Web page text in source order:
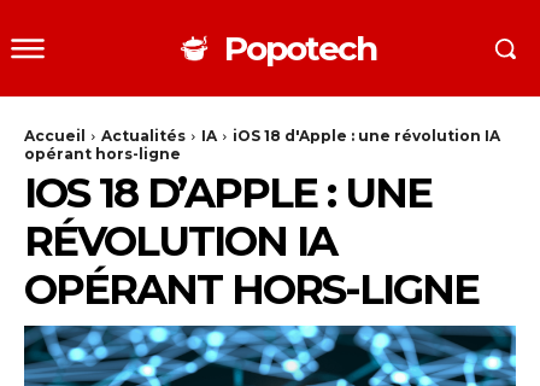
Popotech
Accueil Actualités IA
iOS 18 d'Apple : une révolution IA
opérant hors-ligne
IOS 18 D’APPLE : UNE
RÉVOLUTION IA
OPÉRANT HORS-LIGNE